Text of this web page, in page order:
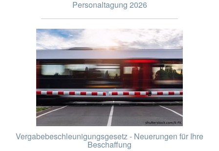
Personaltagung 2026
Vergabebeschleunigungsgesetz - Neuerungen für Ihre
Beschaffung